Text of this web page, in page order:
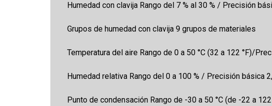
Humedad con clavija Rango del 7 % al 30 % / Precisión
Grupos de humedad con clavija 9 grupos de materiales
Temperatura del aire Rango de 0 a 50 °C (32 a 122 °F)/
Humedad relativa Rango del 0 a 100 % / Precisión básica
Punto de condensación Rango de -30 a 50 °C (de -22 a